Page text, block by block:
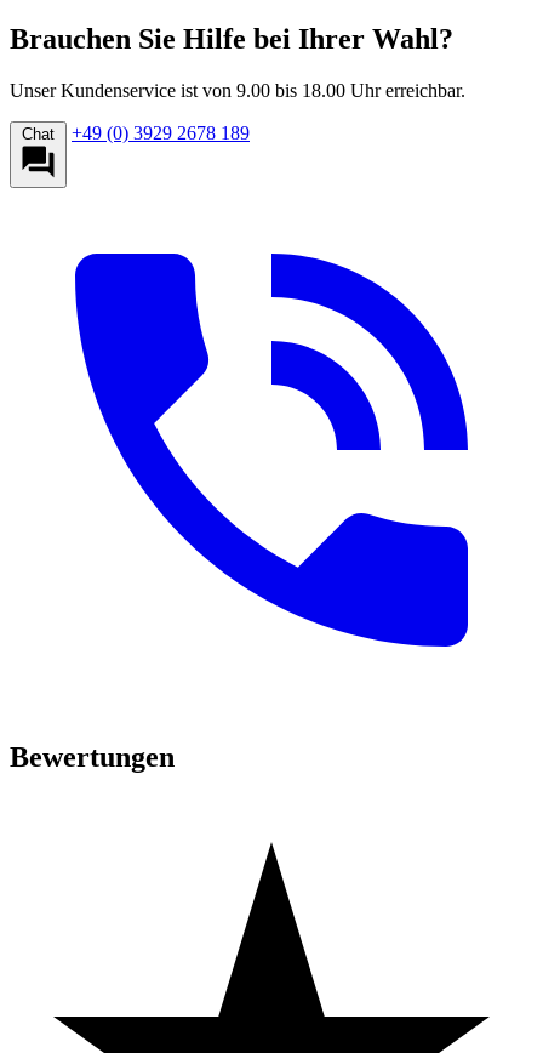
Brauchen Sie Hilfe bei Ihrer Wahl?
Unser Kundenservice ist von 9.00 bis 18.00 Uhr erreichbar.
Chat +49 (0) 3929 2678 189
Bewertungen